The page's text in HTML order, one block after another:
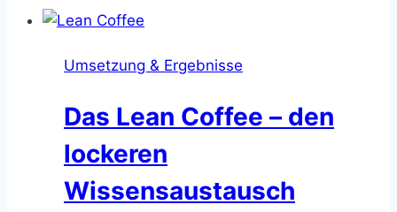
Umsetzung & Ergebnisse
Das Lean Coffee – den
lockeren
Wissensaustausch